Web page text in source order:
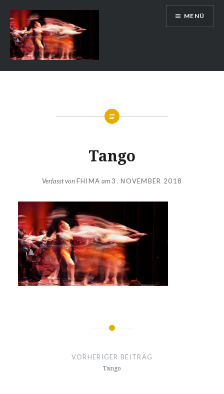
Inhalt
springen
Auslandsschuldienst
MENÜ
Tango
Verfasst vonFHIMA am 3. NOVEMBER 2018
Beitragsnavigation
VORHERIGER BEITRAG
Tango